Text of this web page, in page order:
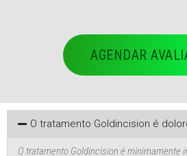
AGENDAR
O tratamento Goldincision é
O tratamento Goldincision é minimamente